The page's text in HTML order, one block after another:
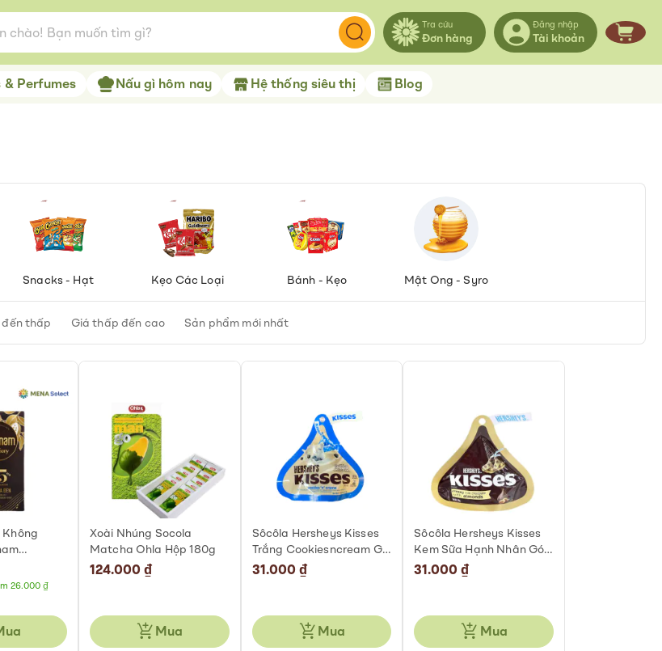
Tra cứu
Đơn hàng
Đăng nhập
Tài khoản Giỏ
Perfumes Nấu gì hôm nay Hệ thống siêu thị Blog
Snacks - Hạt Kẹo Các Loại Bánh - Kẹo Mật Ong - Syro
thấp Giá thấp đến cao Sản phẩm mới nhất
Thanh
26.000 ₫
Xoài Nhúng Socola
Matcha Ohla Hộp 180g
124.000 ₫
Mua
Sôcôla Hersheys Kisses
Trắng Cookiesncream Gói
36g
31.000 ₫
Mua
Sôcôla Hersheys Kisses
Kem Sữa Hạnh Nhân Gói
36g
31.000 ₫
Mua